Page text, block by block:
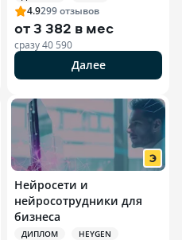
4.9299отзывов
от3 382 в мес
сразу40 590
Далее
(SMM)
Нейросети и
нейросотрудники для
бизнеса
ДИПЛОМ
HEYGEN